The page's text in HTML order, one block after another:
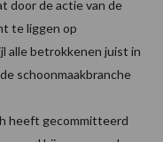
door de actie van de
te liggen op
alle betrokkenen juist in
schoonmaakbranche
heeft gecommitteerd